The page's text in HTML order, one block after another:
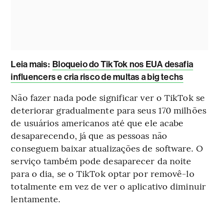
Leia mais: Bloqueio do TikTok nos EUA desafia
influencers e cria risco de multas a big techs
Não fazer nada pode significar ver o TikTok se
deteriorar gradualmente para seus 170 milhões
de usuários americanos até que ele acabe
desaparecendo, já que as pessoas não
conseguem baixar atualizações de software. O
serviço também pode desaparecer da noite
para o dia, se o TikTok optar por removê-lo
totalmente em vez de ver o aplicativo diminuir
lentamente.